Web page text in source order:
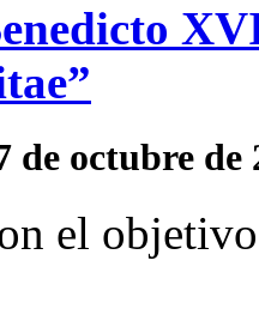
de octubre de
el